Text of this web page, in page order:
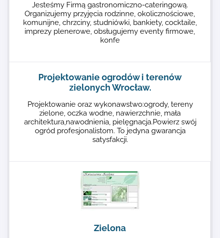
Jesteśmy Firmą gastronomiczno-cateringową.
Organizujemy przyjęcia rodzinne, okolicznościowe,
komunijne, chrzciny, studniówki, bankiety, cocktaile,
imprezy plenerowe, obsługujemy eventy firmowe,
konfe
Projektowanie ogrodów i terenów
zielonych Wrocław.
Projektowanie oraz wykonawstwo:ogrody, tereny
zielone, oczka wodne, nawierzchnie, mała
architektura,nawodnienia, pielęgnacja.Powierz swój
ogród profesjonalistom. To jedyna gwarancja
satysfakcji.
Zielona